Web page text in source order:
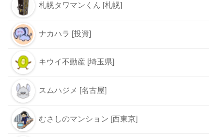
札幌タワマンくん [札幌]
ナカハラ [投資]
キウイ不動産 [埼玉県]
スムハジメ [名古屋]
むさしのマンション [西東京]